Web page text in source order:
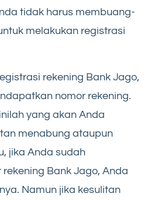
tidak harus membuang-
melakukan registrasi
rekening Bank Jago,
nomor rekening.
yang akan Anda
menabung ataupun
jika Anda sudah
Bank Jago, Anda
Namun jika kesulitan